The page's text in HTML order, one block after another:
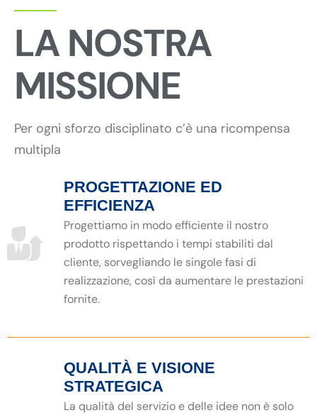
LA NOSTRA
MISSIONE
Per ogni sforzo disciplinato c’è una ricompensa
multipla
PROGETTAZIONE ED
EFFICIENZA
Progettiamo in modo efficiente il nostro
prodotto rispettando i tempi stabiliti dal
cliente, sorvegliando le singole fasi di
realizzazione, così da aumentare le prestazioni
fornite.
QUALITÀ E VISIONE
STRATEGICA
La qualità del servizio e delle idee non è solo